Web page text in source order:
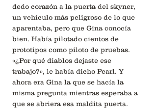
dedo corazón a la puerta del skyner,
un vehículo más peligroso de lo que
aparentaba, pero que Gina conocía
bien. Había pilotado cientos de
prototipos como piloto de pruebas.
«¿Por qué diablos dejaste ese
trabajo?», le había dicho Pearl. Y
ahora era Gina la que se hacía la
misma pregunta mientras esperaba a
que se abriera esa maldita puerta.